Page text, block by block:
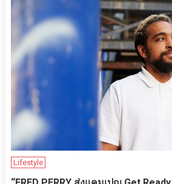
Lifestyle